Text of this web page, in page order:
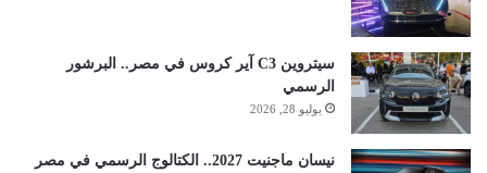
سيتروين C3 آير كروس في مصر.. البرشور
الرسمي
يوليو 28, 2026
نيسان ماجنيت 2027.. الكتالوج الرسمي في مصر